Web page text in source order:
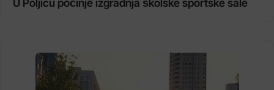
U Poljicu počinje izgradnja školske sportske sale